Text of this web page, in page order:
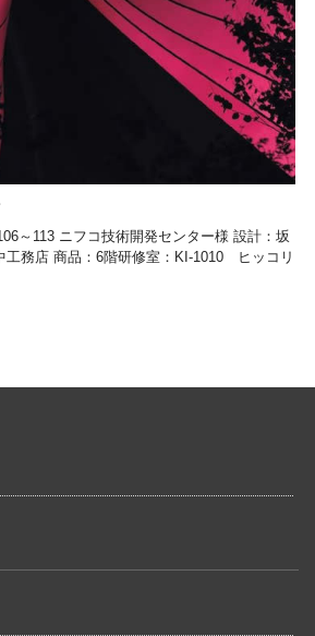
～113 ニフコ技術開発センター様 設計：坂
工務店 商品：6階研修室：KI-1010 ヒッコリ